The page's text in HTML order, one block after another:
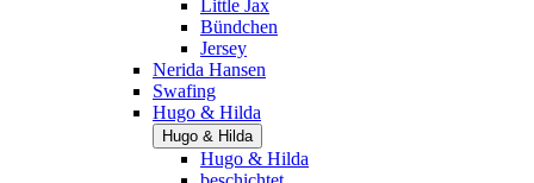
Little Jax
Bündchen
Jersey
Nerida Hansen
Swafing
Hugo & Hilda
Hugo & Hilda
Hugo & Hilda